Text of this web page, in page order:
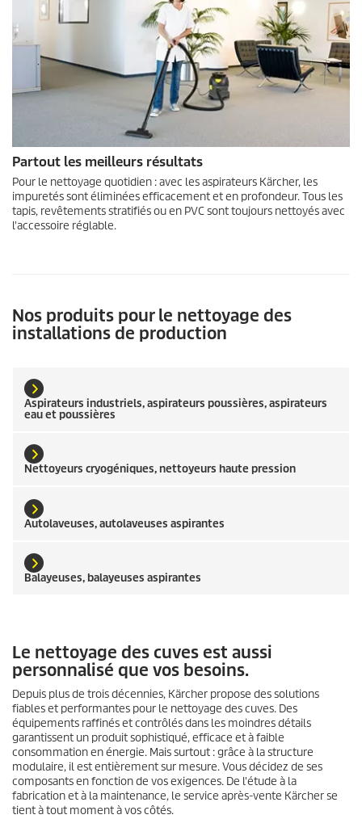
Partout les meilleurs résultats
Pour le nettoyage quotidien : avec les aspirateurs Kärcher, les
impuretés sont éliminées efficacement et en profondeur. Tous les
tapis, revêtements stratifiés ou en PVC sont toujours nettoyés avec
l'accessoire réglable.
Nos produits pour le nettoyage des
installations de production
Aspirateurs industriels, aspirateurs poussières, aspirateurs
eau et poussières
Nettoyeurs cryogéniques, nettoyeurs haute pression
Autolaveuses, autolaveuses aspirantes
Balayeuses, balayeuses aspirantes
Le nettoyage des cuves est aussi
personnalisé que vos besoins.
Depuis plus de trois décennies, Kärcher propose des solutions
fiables et performantes pour le nettoyage des cuves. Des
équipements raffinés et contrôlés dans les moindres détails
garantissent un produit sophistiqué, efficace et à faible
consommation en énergie. Mais surtout : grâce à la structure
modulaire, il est entièrement sur mesure. Vous décidez de ses
composants en fonction de vos exigences. De l'étude à la
fabrication et à la maintenance, le service après-vente Kärcher se
tient à tout moment à vos côtés.